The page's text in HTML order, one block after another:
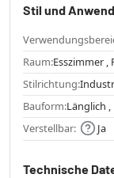
Stil und
Raum:Esszimmer ,
Stilrichtung:
Bauform:Länglich ,
Verstellbar:
Ja
Technische